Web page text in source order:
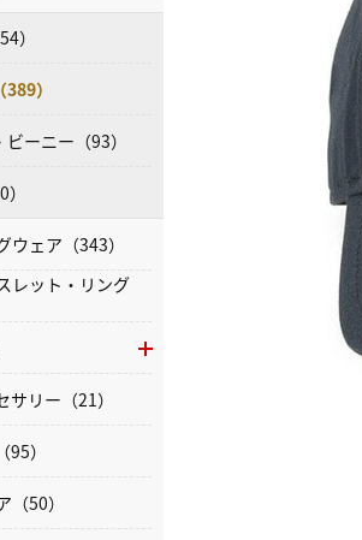
）
）
ーニー（93）
ウェア（343）
レット・リング
サリー（21）
）
（50）